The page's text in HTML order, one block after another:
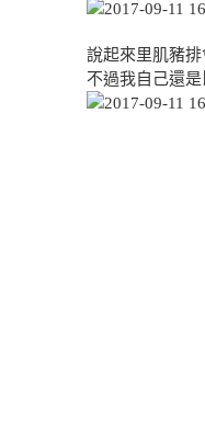
說起來里肌豬
不過我自己還